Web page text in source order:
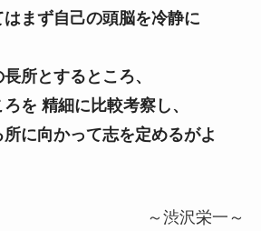
まず自己の頭脳を冷静に
所とするところ、
を 精細に比較考察し、
に向かって志を定めるがよ
～渋沢栄一～